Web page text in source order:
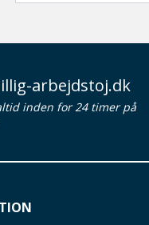
arbejdstoj.dk
inden for 24 timer på